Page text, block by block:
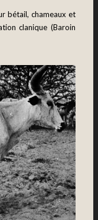
bétail, chameaux et
clanique (Baroin